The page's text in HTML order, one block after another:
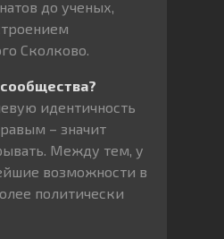
до ученых,
Сколково.
идентичность
– значит
Между тем, у
возможности в
политически